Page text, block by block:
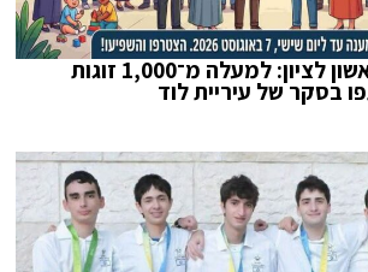
יותר מהרצליה וראשון לציון: למעלה מ־1,000 זוגות
בסקר של עיריית לוד